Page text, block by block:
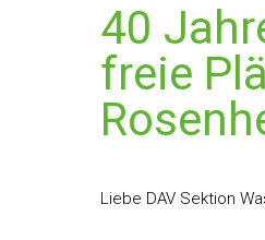
40
freie
Liebe DAV Sektion